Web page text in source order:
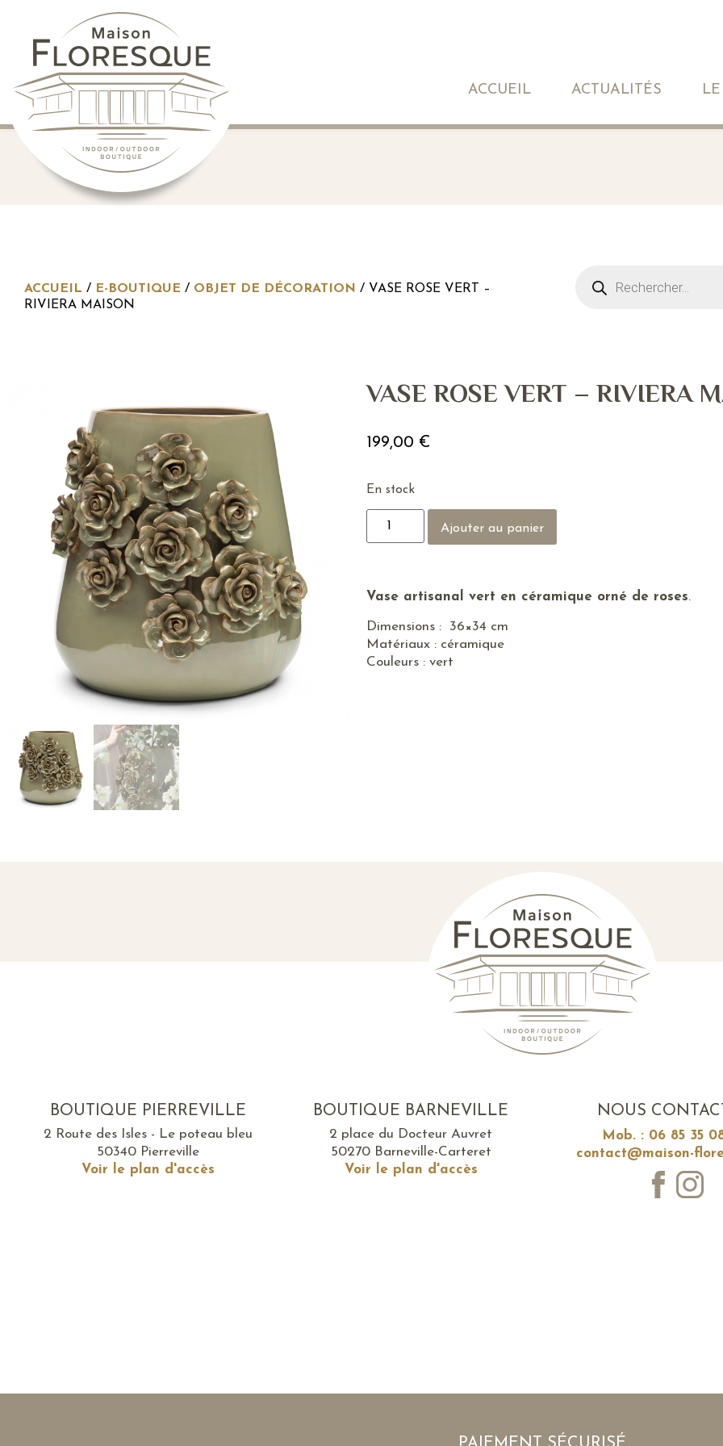
ACCUEIL ACTUALITÉS
ACCUEIL / E-BOUTIQUE / OBJET DE DÉCORATION / VASE ROSE VERT –
RIVIERA MAISON
VASE ROSE VERT – RIVIERA
199,00 €
En stock
Ajouter au panier
Vase artisanal vert en céramique orné de roses.
Dimensions : 36×34 cm
Matériaux : céramique
Couleurs : vert
BOUTIQUE PIERREVILLE
2 Route des Isles - Le poteau bleu
50340 Pierreville
Voir le plan d'accès
BOUTIQUE BARNEVILLE
2 place du Docteur Auvret
50270 Barneville-Carteret
Voir le plan d'accès
NOUS
Mob. : 06 85 35
contact@maison-